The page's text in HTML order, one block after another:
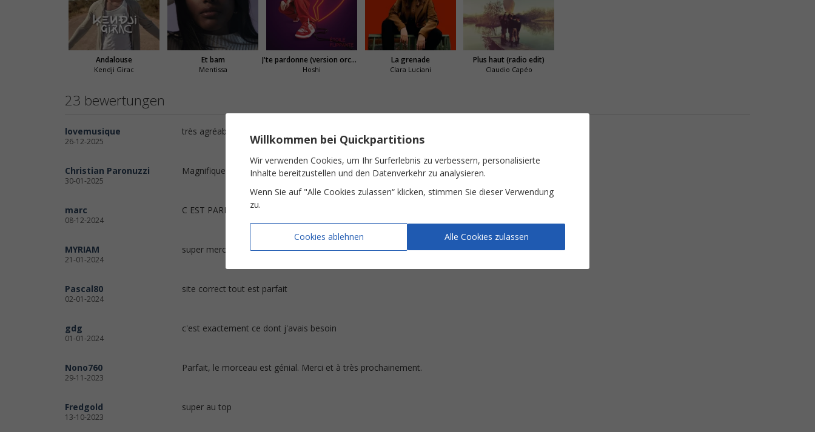
Andalouse
Kendji Girac
Et bam
Mentissa
J'te pardonne (version orchestrale)
Hoshi
La grenade
Clara Luciani
Plus haut (radio edit)
Claudio Capéo
23 bewertungen
lovemusique
26-12-2025
très agréable chanson pour faire la fête
Christian Paronuzzi
30-01-2025
Magnifique, très bien, comme d'habitude, Salutations
marc
08-12-2024
C EST PARFAIT POUR MOI
MYRIAM
21-01-2024
super merciiiii
Pascal80
02-01-2024
site correct tout est parfait
gdg
01-01-2024
c'est exactement ce dont j'avais besoin
Nono760
29-11-2023
Parfait, le morceau est génial. Merci et à très prochainement.
Fredgold
13-10-2023
super au top
Willkommen bei Quickpartitions
Wir verwenden Cookies, um Ihr Surferlebnis zu verbessern, personalisierte
Inhalte bereitzustellen und den Datenverkehr zu analysieren.
Wenn Sie auf "Alle Cookies zulassen“ klicken, stimmen Sie dieser Verwendung
zu.
Cookies ablehnen Alle Cookies zulassen